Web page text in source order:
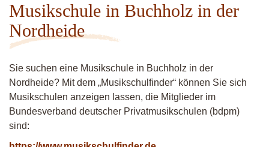
Musikschule in Buchholz in der
Nordheide
Sie suchen eine Musikschule in Buchholz in der
Nordheide? Mit dem „Musikschulfinder“ können Sie sich
Musikschulen anzeigen lassen, die Mitglieder im
Bundesverband deutscher Privatmusikschulen (bdpm)
sind: